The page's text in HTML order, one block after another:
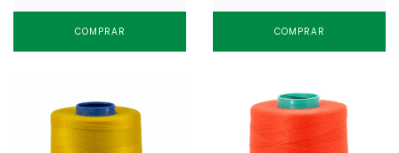
COMPRAR COMPRAR